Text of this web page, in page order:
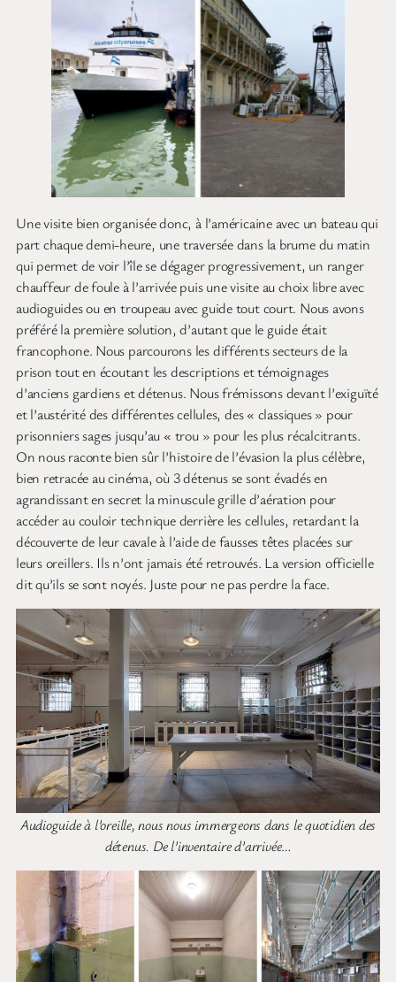
Une visite bien organisée donc, à l’américaine avec un bateau qui
part chaque demi-heure, une traversée dans la brume du matin
qui permet de voir l’île se dégager progressivement, un ranger
chauffeur de foule à l’arrivée puis une visite au choix libre avec
audioguides ou en troupeau avec guide tout court. Nous avons
préféré la première solution, d’autant que le guide était
francophone. Nous parcourons les différents secteurs de la
prison tout en écoutant les descriptions et témoignages
d’anciens gardiens et détenus. Nous frémissons devant l’exiguïté
et l’austérité des différentes cellules, des « classiques » pour
prisonniers sages jusqu’au « trou » pour les plus récalcitrants.
On nous raconte bien sûr l’histoire de l’évasion la plus célèbre,
bien retracée au cinéma, où 3 détenus se sont évadés en
agrandissant en secret la minuscule grille d’aération pour
accéder au couloir technique derrière les cellules, retardant la
découverte de leur cavale à l’aide de fausses têtes placées sur
leurs oreillers. Ils n’ont jamais été retrouvés. La version officielle
dit qu’ils se sont noyés. Juste pour ne pas perdre la face.
Audioguide à l’oreille, nous nous immergeons dans le quotidien des
détenus. De l’inventaire d’arrivée…